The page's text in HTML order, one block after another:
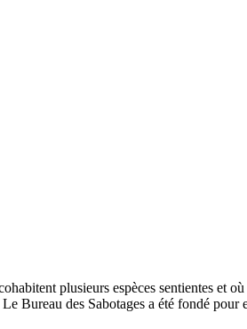
plusieurs espèces sentientes et
Bureau des Sabotages a été fondé